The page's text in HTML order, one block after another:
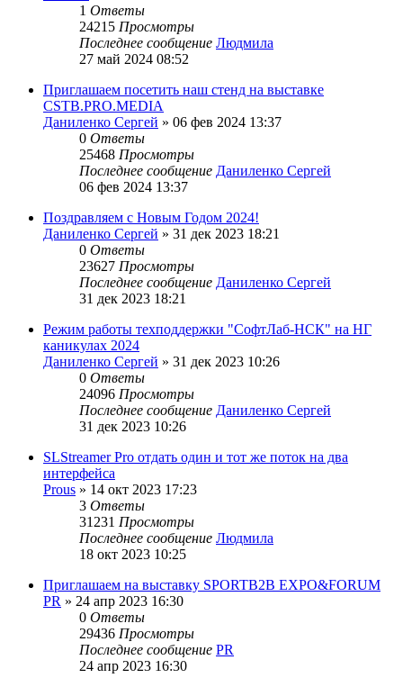
1 Ответы
24215 Просмотры
Последнее сообщение Людмила
27 май 2024 08:52
Приглашаем посетить наш стенд на выставке
CSTB.PRO.MEDIA
Даниленко Сергей » 06 фев 2024 13:37
0 Ответы
25468 Просмотры
Последнее сообщение Даниленко Сергей
06 фев 2024 13:37
Поздравляем с Новым Годом 2024!
Даниленко Сергей » 31 дек 2023 18:21
0 Ответы
23627 Просмотры
Последнее сообщение Даниленко Сергей
31 дек 2023 18:21
Режим работы техподдержки "СофтЛаб-НСК" на НГ
каникулах 2024
Даниленко Сергей » 31 дек 2023 10:26
0 Ответы
24096 Просмотры
Последнее сообщение Даниленко Сергей
31 дек 2023 10:26
SLStreamer Pro отдать один и тот же поток на два
интерфейса
Prous » 14 окт 2023 17:23
3 Ответы
31231 Просмотры
Последнее сообщение Людмила
18 окт 2023 10:25
Приглашаем на выставку SPORTB2B EXPO&FORUM
PR » 24 апр 2023 16:30
0 Ответы
29436 Просмотры
Последнее сообщение PR
24 апр 2023 16:30